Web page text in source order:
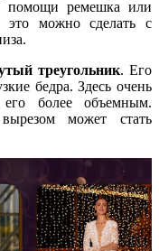
помощи ремешка или
это можно сделать с
треугольник. Его
бедра. Здесь очень
его более объемным.
может стать